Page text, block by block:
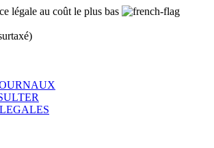
légale au coût le plus bas